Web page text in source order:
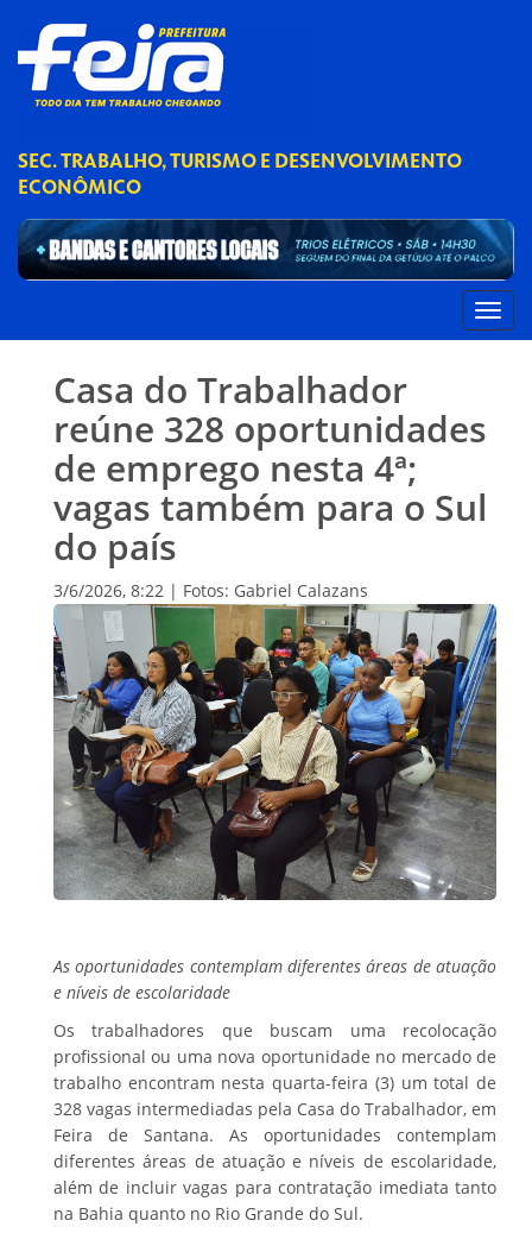
SEC. TRABALHO, TURISMO E DESENVOLVIMENTO
ECONÔMICO
Casa do Trabalhador
reúne 328 oportunidades
de emprego nesta 4ª;
vagas também para o Sul
do país
3/6/2026, 8:22 | Fotos: Gabriel Calazans
As oportunidades contemplam diferentes áreas de atuação
e níveis de escolaridade
Os trabalhadores que buscam uma recolocação
profissional ou uma nova oportunidade no mercado de
trabalho encontram nesta quarta-feira (3) um total de
328 vagas intermediadas pela Casa do Trabalhador, em
Feira de Santana. As oportunidades contemplam
diferentes áreas de atuação e níveis de escolaridade,
além de incluir vagas para contratação imediata tanto
na Bahia quanto no Rio Grande do Sul.